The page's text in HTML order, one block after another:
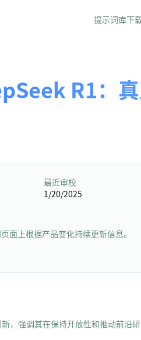
提示词库下
R1：
最近审校
1/20/2025
面上根据产品变化持续更新信息。
，强调其在保持开放性和推动前沿